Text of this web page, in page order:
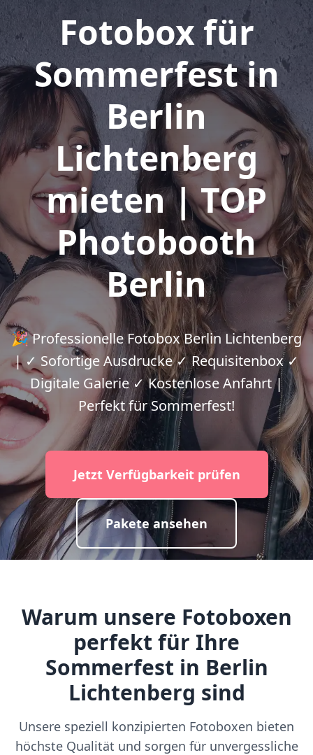
Fotobox für
Sommerfest in
Berlin
Lichtenberg
mieten | TOP
Photobooth
Berlin
🎉 Professionelle Fotobox Berlin Lichtenberg
| ✓ Sofortige Ausdrucke ✓ Requisitenbox ✓
Digitale Galerie ✓ Kostenlose Anfahrt |
Perfekt für Sommerfest!
Jetzt Verfügbarkeit prüfen
Pakete ansehen
Warum unsere Fotoboxen
perfekt für Ihre
Sommerfest in Berlin
Lichtenberg sind
Unsere speziell konzipierten Fotoboxen bieten
höchste Qualität und sorgen für unvergessliche